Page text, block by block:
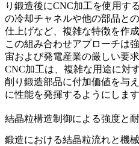
り鍛造後にCNC加工を使用す
の冷却チャネルや他の部品と
仕上げなど、複雑な特徴を作成
この組み合わせアプローチは
宙および発電産業の厳しい要
CNC加工は、複雑な用途に対
削り鍛造部品に付加価値を与
に性能を発揮するようにします
結晶粒構造制御による強度と
鍛造における結晶粒流れと機